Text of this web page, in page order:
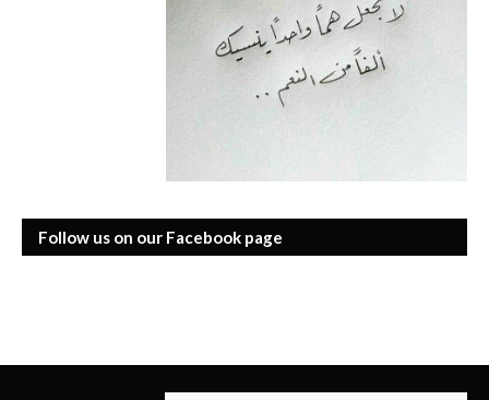
Follow us on our Facebook page